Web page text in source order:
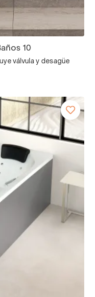
10
válvula y desagüe